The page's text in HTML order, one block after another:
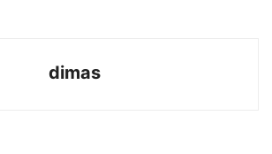
dimas